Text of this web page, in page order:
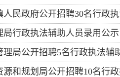
民政府公开招聘30名行政
行政执法辅助人员录用公示
局公开招聘5名行政执法辅
和规划局公开招聘10名行